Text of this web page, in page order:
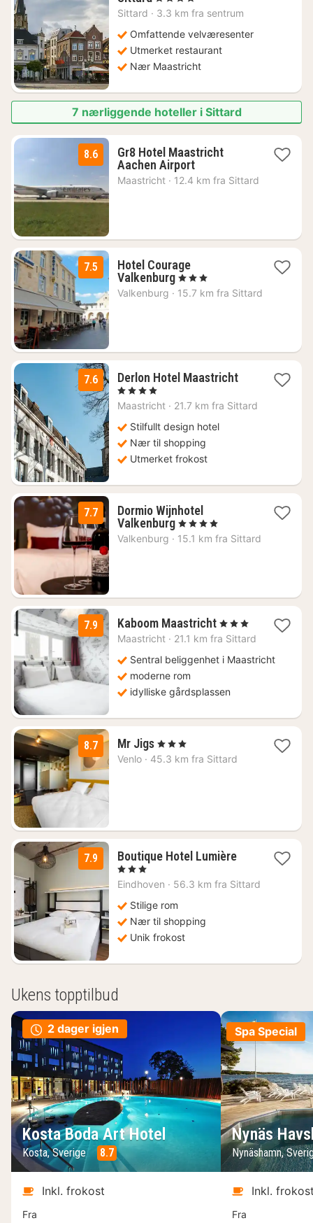
natt
803
kr.
Sittard · 3.3 km fra sentrum
Omfattende velværesenter
Utmerket restaurant
Nær Maastricht
7 nærliggende hoteller i Sittard
8.6
Gr8 Hotel Maastricht
Aachen Airport1
natt
Maastricht · 12.4 km fra Sittard
7.5
Hotel Courage
Valkenburg1
natt
, 3 Stjerner
Valkenburg · 15.7 km fra Sittard
7.6 Derlon Hotel Maastricht1
fra
, 4 Stjerner
Maastricht · 21.7 km fra Sittard
Stilfullt design hotel
Nær til shopping
Utmerket frokost
7.7
Dormio Wijnhotel
Valkenburg1
natt
, 4 Stjerner
Valkenburg · 15.1 km fra Sittard
7.9 Kaboom Maastricht1
natt
856
, 3 Stjerner
Maastricht · 21.1 km fra Sittard
Sentral beliggenhet i Maastricht
moderne rom
idylliske gårdsplassen
8.7 Mr Jigs1
natt
, 3 Stjerner
Venlo · 45.3 km fra Sittard
7.9 Boutique Hotel Lumière1
fra
, 3 Stjerner
Eindhoven · 56.3 km fra Sittard
Stilige rom
Nær til shopping
Unik frokost
Ukens topptilbud
2 dager igjen
Kosta Boda Art Hotel
Kosta, Sverige 8.7
Inkl. frokost
Fra
Spa Special
Nynäs
Nynäshamn,
Inkl.
Fra